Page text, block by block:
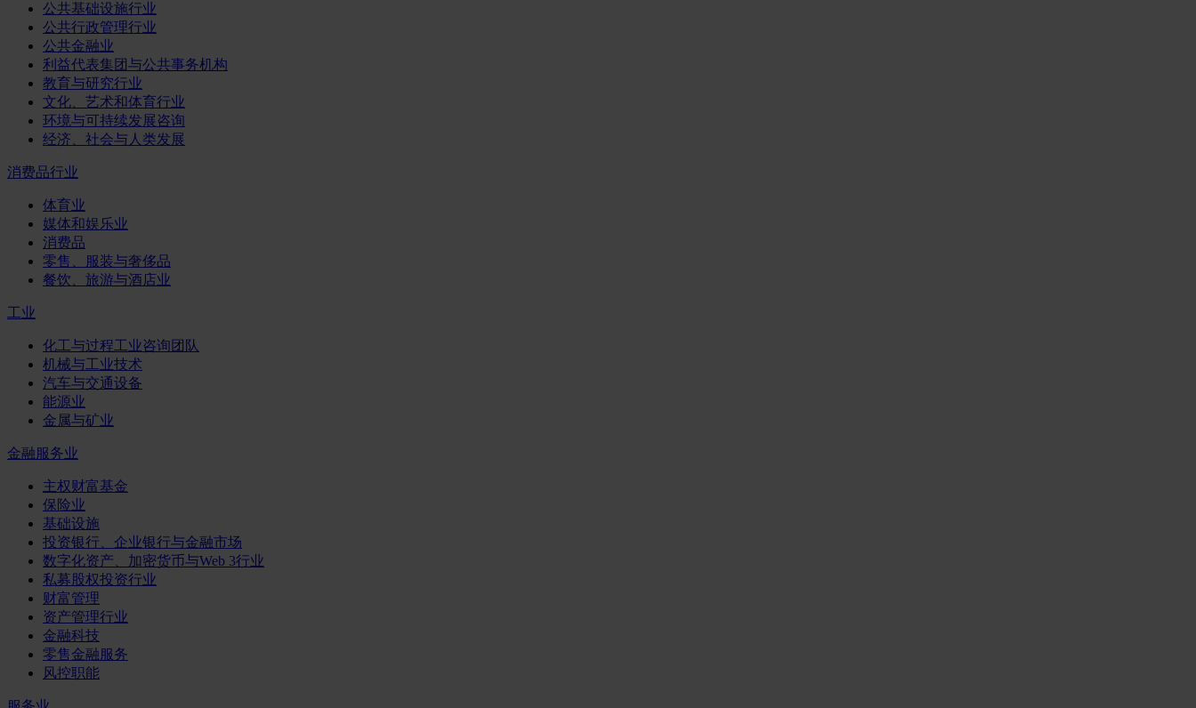
公共基础设施行业
公共行政管理行业
公共金融业
利益代表集团与公共事务机构
教育与研究行业
文化、艺术和体育行业
环境与可持续发展咨询
经济、社会与人类发展
消费品行业
体育业
媒体和娱乐业
消费品
零售、服装与奢侈品
餐饮、旅游与酒店业
工业
化工与过程工业咨询团队
机械与工业技术
汽车与交通设备
能源业
金属与矿业
金融服务业
主权财富基金
保险业
基础设施
投资银行、企业银行与金融市场
数字化资产、加密货币与Web 3行业
私募股权投资行业
财富管理
资产管理行业
金融科技
零售金融服务
风控职能